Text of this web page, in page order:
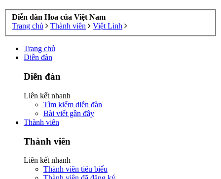
Diễn đàn Hoa của Việt Nam
Trang chủ
Thành viên Việt Linh
Trang chủ
Diễn đàn
Diễn đàn
Liên kết nhanh
Tìm kiếm diễn đàn
Bài viết gần đây
Thành viên
Thành viên
Liên kết nhanh
Thành viên tiêu biểu